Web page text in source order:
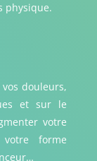
physique.
douleurs,
et sur le
votre
forme